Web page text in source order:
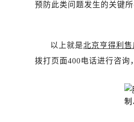
黑龙江省黑
黑龙江省牡
黑龙江省七
黑龙江省双
黑龙江省绥
预防此类问题发生的关键所
以上就是北京亨得利
拨打页面400电话进行咨询